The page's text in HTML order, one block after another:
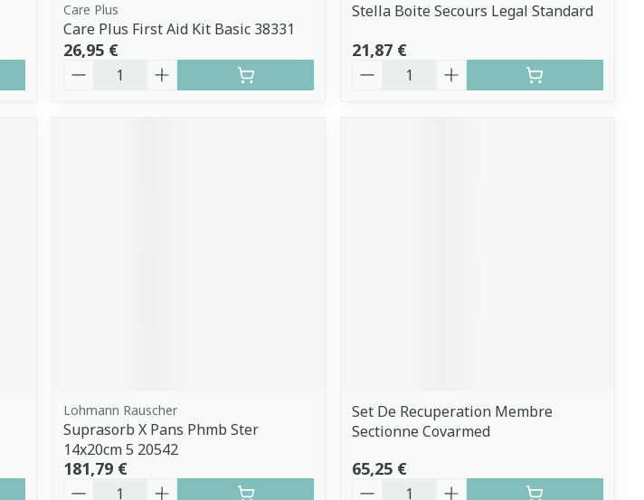
Care Plus
Care Plus First Aid Kit Basic 38331
26,95 €
Quantité
Stella Boite Secours Legal Standard
21,87 €
Quantité
Lohmann Rauscher
Suprasorb X Pans Phmb Ster
14x20cm 5 20542
181,79 €
Quantité
Set De Recuperation Membre
Sectionne Covarmed
65,25 €
Quantité